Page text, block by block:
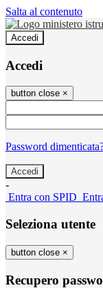
Salta al contenuto
Accedi
Accedi
button close ×
Password
-
Entra con SPID
Seleziona utente
button close ×
Recupero